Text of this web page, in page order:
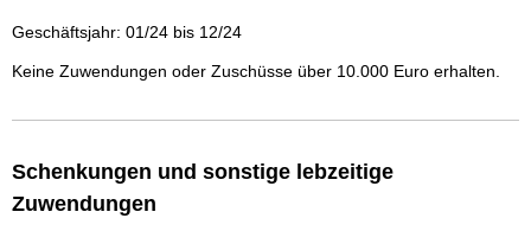
Geschäftsjahr: 01/24 bis 12/24
Keine Zuwendungen oder Zuschüsse über 10.000 Euro erhalten.
Schenkungen und sonstige lebzeitige
Zuwendungen